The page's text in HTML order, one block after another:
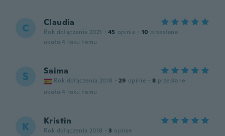
C Claudia
Rok dołączenia 2021 · 45 opinie · 10 przesłane
około 4 roku temu
S Saima
Rok dołączenia 2018 · 29 opinie · 8 przesłane
około 4 roku temu
K Kristin
Rok dołączenia 2018 · 3 opinie